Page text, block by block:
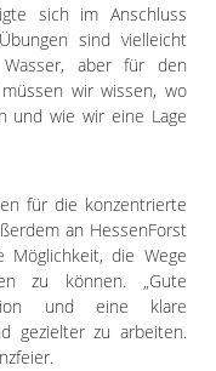
sich im Anschluss
sind vielleicht
aber für den
wir wissen, wo
und wie wir eine Lage
für die konzentrierte
an HessenForst
die Wege
zu können. „Gute
und eine klare
gezielter zu arbeiten.